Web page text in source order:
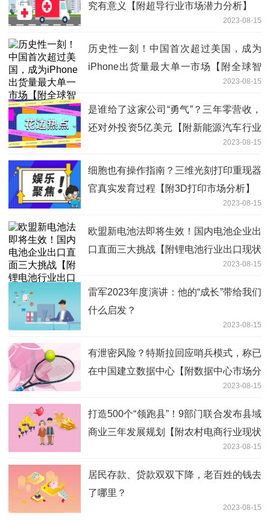
究有意义【附超导行业市场潜力分析】
2023-08-15
历史性一刻！中国首次超过美国，成为
iPhone出货量最大单一市场【附全球智
2023-08-15
是谁给了这家公司“勇气”？三年零营收，
还对外投资5亿美元【附新能源汽车行业
2023-08-15
细胞也有操作指南？三维光刻打印重现器
官真实发育过程【附3D打印市场分析】
2023-08-15
欧盟新电池法即将生效！国内电池企业出
口直面三大挑战【附锂电池行业出口现状
2023-08-15
雷军2023年度演讲：他的“成长”带给我们
什么启发？
2023-08-15
有泄密风险？特斯拉回应哨兵模式，称已
在中国建立数据中心【附数据中心市场分
2023-08-15
打造500个“领跑县”！9部门联合发布县域
商业三年发展规划【附农村电商行业现状
2023-08-15
居民存款、贷款双双下降，老百姓的钱去
了哪里？
2023-08-15